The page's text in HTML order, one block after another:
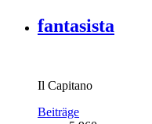
fantasista
Il Capitano
Beiträge